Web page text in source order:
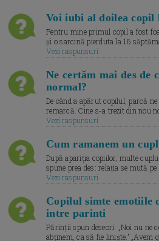
Voi iubi al doilea copil
Pentru mine primul copil a fost
și o sarcină pierduta la 16
Vezi raspunsuri
Ne certăm mai des de
normal?
De când a apărut copilul, parcă
remarcă. Cine s-a trezit din nou
Vezi raspunsuri
Cum ramanem un
După apariția copiilor, multe
spune prea des: relația se mută
Vezi raspunsuri
Copilul simte emotiile
intre parinti
Părinții spun deseori: „Noi nu ne
abținem, ca să fie liniște.” „Avem